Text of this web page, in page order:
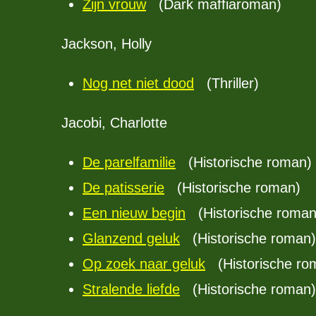
Zijn vrouw(Dark maffiaroman)
Jackson, Holly
Nog net niet dood (Thriller)
Jacobi, Charlotte
De parelfamilie (Historische roman)
De patisserie (Historische roman)
Een nieuw begin (Historische
Glanzend geluk (Historische roman)
Op zoek naar geluk (Historische
Stralende liefde (Historische roman)